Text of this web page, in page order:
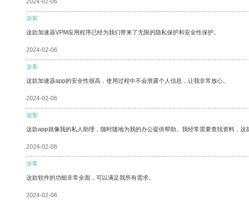
2024-02-06
游客
这款加速器VPM应用程序已经为我们带来了无限的隐私保护和安全性保护。
2024-02-06
游客
这款加速器app的安全性很高，使用过程中不会泄露个人信息，让我非常放心。
2024-02-06
游客
这款app就像我的私人助理，随时随地为我的办公提供帮助。我经常需要查找资料，这
2024-02-06
游客
这款软件的功能非常全面，可以满足我所有需求。
2024-02-06